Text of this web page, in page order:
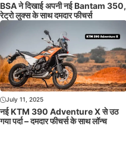
BSA ने दिखाई अपनी नई Bantam 350,
रेट्रो लुक्स के साथ दमदार फीचर्स
July 11, 2025
नई KTM 390 Adventure X से उठ
गया पर्दा – दमदार फीचर्स के साथ लॉन्च